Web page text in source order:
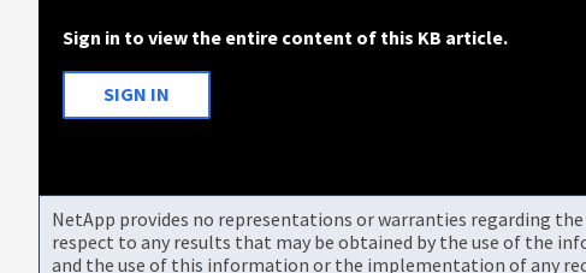
Sign in to view the entire content of this KB article.
SIGN IN
NetApp provides no representations or warranties regarding
respect to any results that may be obtained by the use of the
and the use of this information or the implementation of any